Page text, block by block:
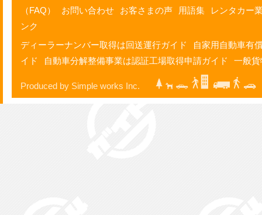
（FAQ）
お問い合わせ お客さまの声 用語集
レンタカー
ンク
ディーラーナンバー取得は回送運行ガイド
自家用自動車有
イド
自動車分解整備事業は認証工場取得申請ガイド 一般
Produced by Simple works Inc.